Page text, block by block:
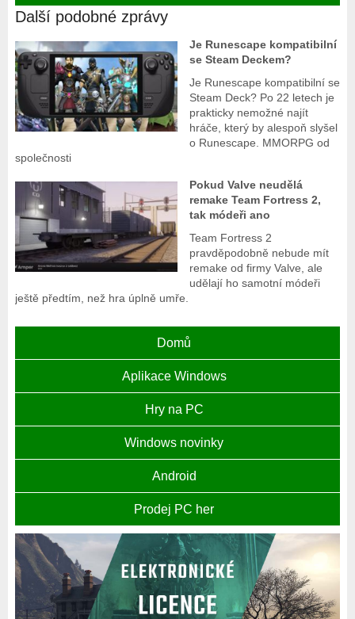
Další podobné zprávy
Je Runescape kompatibilní
se Steam Deckem?
Je Runescape kompatibilní se
Steam Deck? Po 22 letech je
prakticky nemožné najít
hráče, který by alespoň slyšel
o Runescape. MMORPG od
společnosti
Pokud Valve neudělá
remake Team Fortress 2,
tak módeři ano
Team Fortress 2
pravděpodobně nebude mít
remake od firmy Valve, ale
udělají ho samotní módeři
ještě předtím, než hra úplně umře.
Domů
Aplikace Windows
Hry na PC
Windows novinky
Android
Prodej PC her